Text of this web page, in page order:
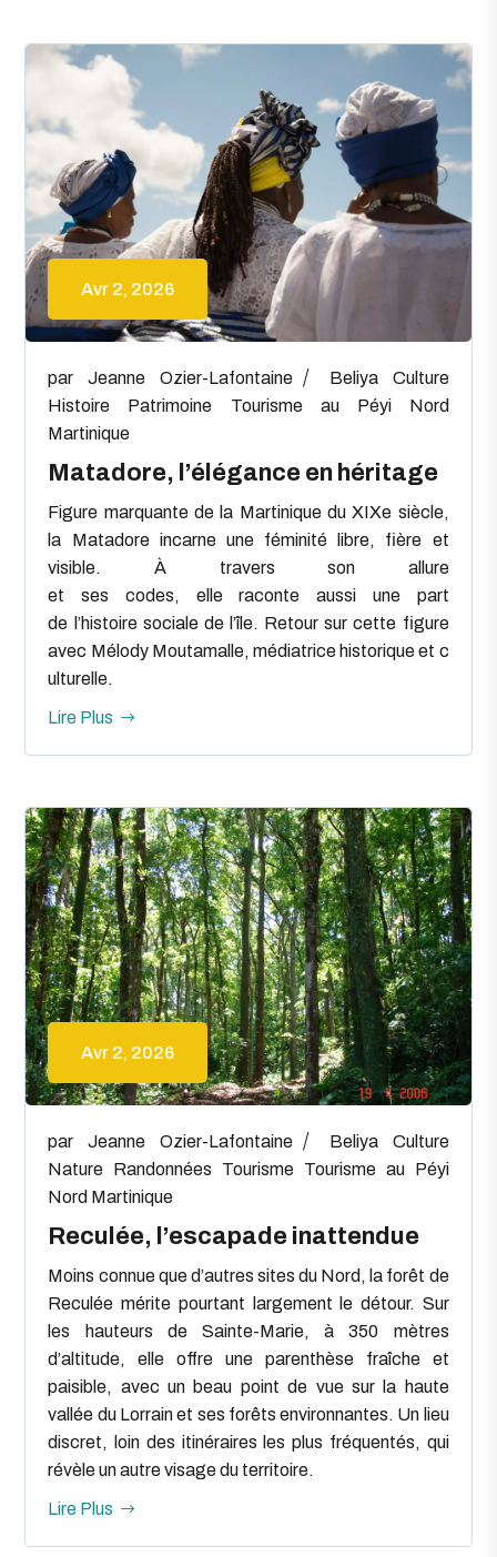
Avr 2, 2026
Matadore, l’élégance en héritage
parJeanne Ozier-Lafontaine Beliya
Culture
Histoire
Patrimoine
Tourisme au Péyi Nord
Martinique
Figure marquante de la Martinique du XIXe siècle,
la Matadore incarne une féminité libre, fière et
visible. À travers son allure
et ses codes, elle raconte aussi une part
de l’histoire sociale de l’île. Retour sur cette figure
avec Mélody Moutamalle, médiatrice historique et c
ulturelle.
Lire Plus
Avr 2, 2026
Reculée, l’escapade inattendue
parJeanne Ozier-Lafontaine Beliya
Culture
Nature Randonnées Tourisme Tourisme au Péyi
Nord Martinique
Moins connue que d’autres sites du Nord, la forêt de
Reculée mérite pourtant largement le détour. Sur
les hauteurs de Sainte-Marie, à 350 mètres
d’altitude, elle offre une parenthèse fraîche et
paisible, avec un beau point de vue sur la haute
vallée du Lorrain et ses forêts environnantes. Un lieu
discret, loin des itinéraires les plus fréquentés, qui
révèle un autre visage du territoire.
Lire Plus